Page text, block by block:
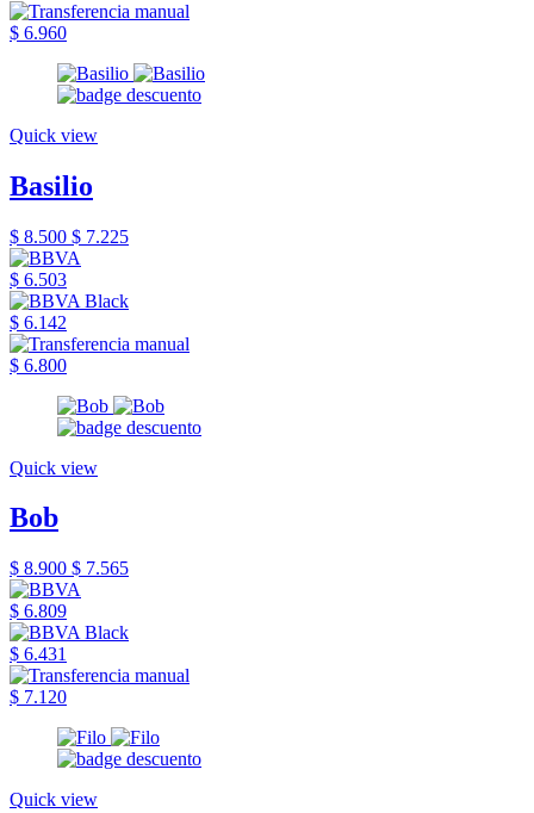
$ 6.960
Quick view
Basilio
$ 8.500 $ 7.225
$ 6.503
$ 6.142
$ 6.800
Quick view
Bob
$ 8.900 $ 7.565
$ 6.809
$ 6.431
$ 7.120
Quick view